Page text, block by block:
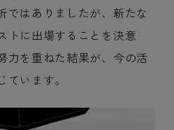
ではありましたが、新たな
トに出場することを決意
力を重ねた結果が、今の活
います。